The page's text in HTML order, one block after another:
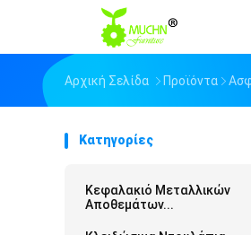
Αρχική Σελίδα Προϊόντα
Κατηγορίες
Κεφαλακιό Μεταλλικών
Αποθεμάτων...